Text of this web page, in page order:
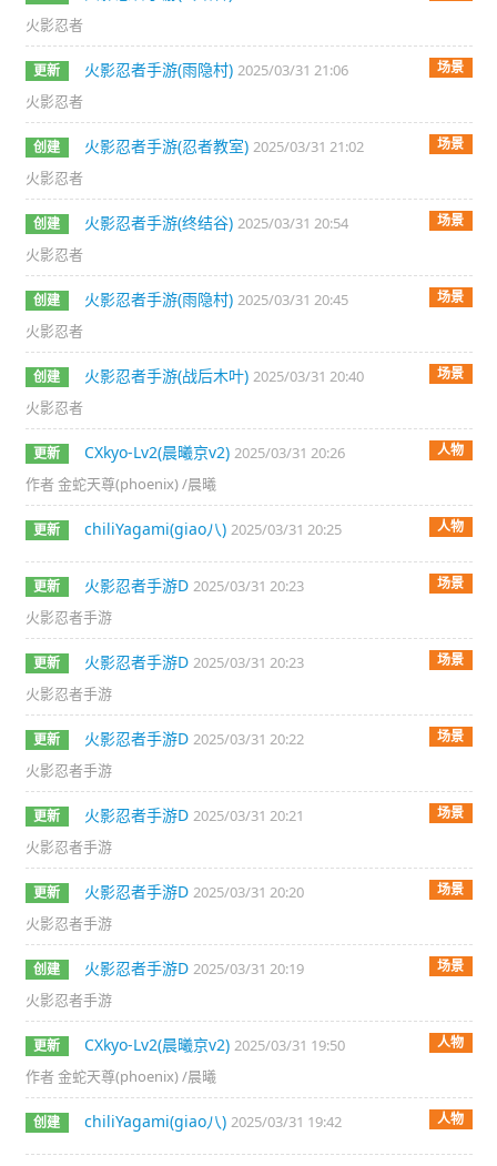
火影忍者
更新 火影忍者手游(雨隐村) 2025/03/31 21:06 场景
火影忍者
创建 火影忍者手游(忍者教室) 2025/03/31 21:02 场景
火影忍者
创建 火影忍者手游(终结谷) 2025/03/31 20:54 场景
火影忍者
创建 火影忍者手游(雨隐村) 2025/03/31 20:45 场景
火影忍者
创建 火影忍者手游(战后木叶) 2025/03/31 20:40 场景
火影忍者
更新 CXkyo-Lv2(晨曦京v2) 2025/03/31 20:26 人物
作者 金蛇天尊(phoenix) /晨曦
更新 chiliYagami(giao八) 2025/03/31 20:25 人物
更新 火影忍者手游D 2025/03/31 20:23 场景
火影忍者手游
更新 火影忍者手游D 2025/03/31 20:23 场景
火影忍者手游
更新 火影忍者手游D 2025/03/31 20:22 场景
火影忍者手游
更新 火影忍者手游D 2025/03/31 20:21 场景
火影忍者手游
更新 火影忍者手游D 2025/03/31 20:20 场景
火影忍者手游
创建 火影忍者手游D 2025/03/31 20:19 场景
火影忍者手游
更新 CXkyo-Lv2(晨曦京v2) 2025/03/31 19:50 人物
作者 金蛇天尊(phoenix) /晨曦
创建 chiliYagami(giao八) 2025/03/31 19:42 人物